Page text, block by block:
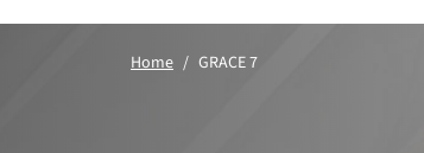
Home GRACE 7